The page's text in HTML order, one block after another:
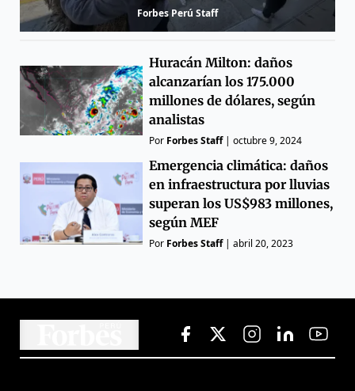
Forbes Perú Staff
Huracán Milton: daños
alcanzarían los 175.000
millones de dólares, según
analistas
Por Forbes Staff|octubre 9, 2024
Emergencia climática: daños
en infraestructura por lluvias
superan los US$983 millones,
según MEF
Por Forbes Staff|abril 20, 2023